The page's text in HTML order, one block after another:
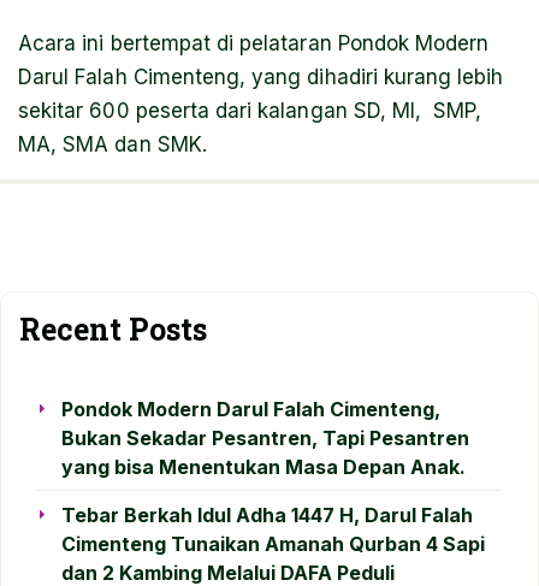
Acara ini bertempat di pelataran Pondok Modern
Darul Falah Cimenteng, yang dihadiri kurang lebih
sekitar 600 peserta dari kalangan SD, MI, SMP,
MA, SMA dan SMK.
Recent Posts
Pondok Modern Darul Falah Cimenteng,
Bukan Sekadar Pesantren, Tapi Pesantren
yang bisa Menentukan Masa Depan Anak.
Tebar Berkah Idul Adha 1447 H, Darul Falah
Cimenteng Tunaikan Amanah Qurban 4 Sapi
dan 2 Kambing Melalui DAFA Peduli